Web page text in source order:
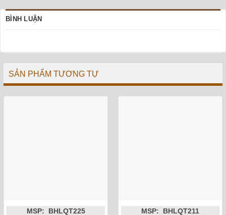
BÌNH LUẬN
SẢN PHẨM TƯƠNG TỰ
MSP: BHLQT225 MSP: BHLQT211